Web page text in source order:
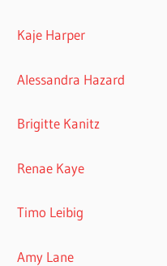
Kaje Harper
Alessandra Hazard
Brigitte Kanitz
Renae Kaye
Timo Leibig
Amy Lane